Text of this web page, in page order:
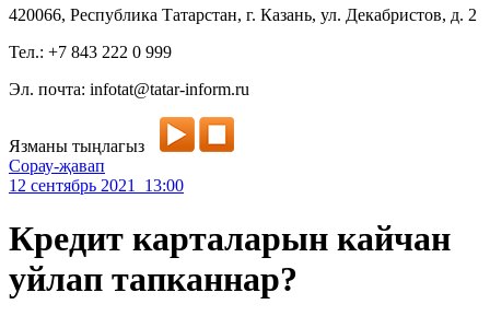
420066, Республика Татарстан, г. Казань, ул. Декабристов, д. 2
Тел.: +7 843 222 0 999
Эл. почта: infotat@tatar-inform.ru
Язманы тыңлагыз
Сорау-җавап
12 сентябрь 2021 13:00
Кредит карталарын кайчан
уйлап тапканнар?